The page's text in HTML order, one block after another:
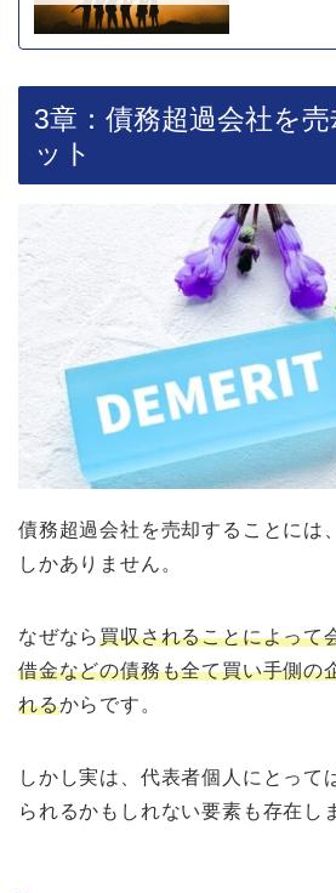
3章：債務超過会社を
ット
債務超過会社を売却することには
しかありません。
なぜなら買収されることによって
借金などの債務も全て買い手側の
れるからです。
しかし実は、代表者個人にとって
られるかもしれない要素も存在し